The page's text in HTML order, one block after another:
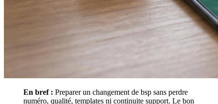
En bref : Preparer un changement de bsp sans perdre
numéro, qualité, templates ni continuite support. Le bon